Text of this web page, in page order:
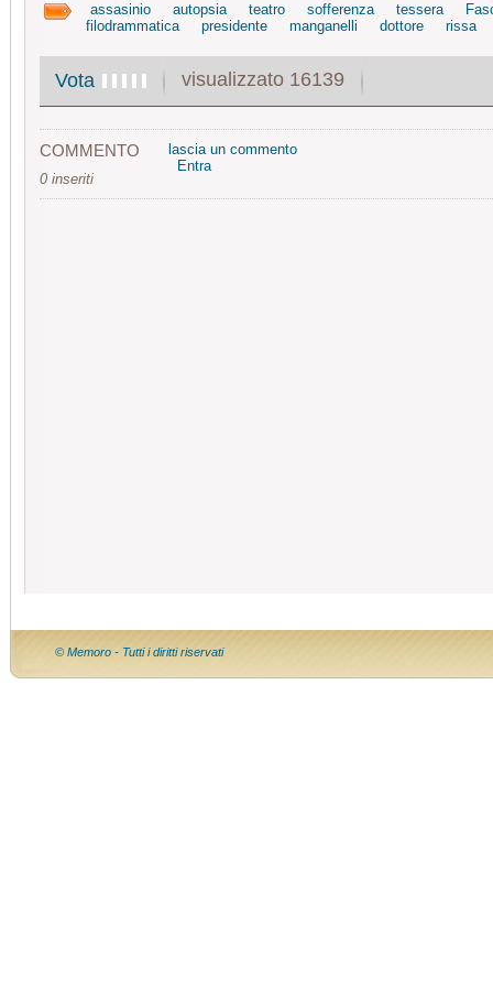
assasinio autopsia teatro sofferenza tessera
filodrammatica
presidente manganelli dottore rissa
Vota visualizzato 16139
COMMENTO
0 inseriti
lascia un commento
Entra
© Memoro - Tutti i diritti riservati